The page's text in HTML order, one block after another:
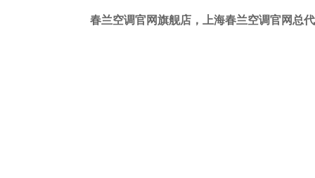
春兰空调官网旗舰店，上海春兰空调官网总